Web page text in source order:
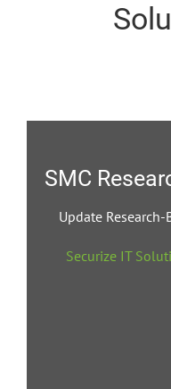
SMC
Update
Securize IT